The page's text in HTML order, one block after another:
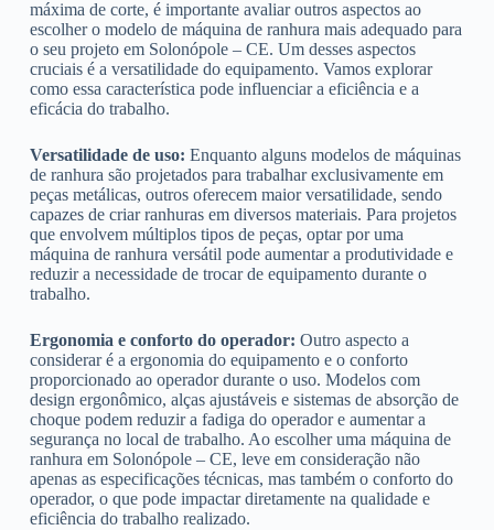
máxima de corte, é importante avaliar outros aspectos ao
escolher o modelo de máquina de ranhura mais adequado para
o seu projeto em Solonópole – CE. Um desses aspectos
cruciais é a versatilidade do equipamento. Vamos explorar
como essa característica pode influenciar a eficiência e a
eficácia do trabalho.
Versatilidade de uso: Enquanto alguns modelos de máquinas
de ranhura são projetados para trabalhar exclusivamente em
peças metálicas, outros oferecem maior versatilidade, sendo
capazes de criar ranhuras em diversos materiais. Para projetos
que envolvem múltiplos tipos de peças, optar por uma
máquina de ranhura versátil pode aumentar a produtividade e
reduzir a necessidade de trocar de equipamento durante o
trabalho.
Ergonomia e conforto do operador: Outro aspecto a
considerar é a ergonomia do equipamento e o conforto
proporcionado ao operador durante o uso. Modelos com
design ergonômico, alças ajustáveis e sistemas de absorção de
choque podem reduzir a fadiga do operador e aumentar a
segurança no local de trabalho. Ao escolher uma máquina de
ranhura em Solonópole – CE, leve em consideração não
apenas as especificações técnicas, mas também o conforto do
operador, o que pode impactar diretamente na qualidade e
eficiência do trabalho realizado.